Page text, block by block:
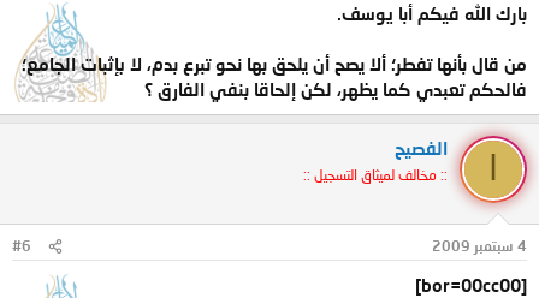
بارك الله فيكم أبا يوسف.
من قال بأنها تفطر؛ ألا يصح أن يلحق بها نحو تبرع بدم، لا بإثبات الجامع؛
فالحكم تعبدي كما يظهر، لكن إلحاقا بنفي الفارق ؟
الفصيح
:: مخالف لميثاق التسجيل ::
4 سبتمبر 2009 #6
[bor=00cc00]